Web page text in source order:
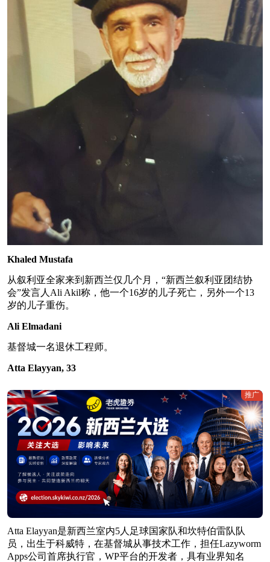
Khaled Mustafa
从叙利亚全家来到新西兰仅几个月，“新西兰叙利亚团结协
会”发言人Ali Akil称，他一个16岁的儿子死亡，另外一个13
岁的儿子重伤。
Ali Elmadani
基督城一名退休工程师。
Atta Elayyan, 33
推广
Atta Elayyan是新西兰室内5人足球国家队和坎特伯雷队队
员，出生于科威特，在基督城从事技术工作，担任Lazyworm
Apps公司首席执行官，WP平台的开发者，具有业界知名